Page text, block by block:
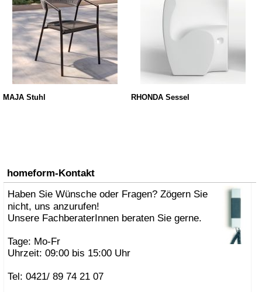
MAJA Stuhl RHONDA Sessel
homeform-Kontakt
Haben Sie Wünsche oder Fragen? Zögern Sie
nicht, uns anzurufen!
Unsere FachberaterInnen beraten Sie gerne.
Tage: Mo-Fr
Uhrzeit: 09:00 bis 15:00 Uhr
Tel: 0421/ 89 74 21 07